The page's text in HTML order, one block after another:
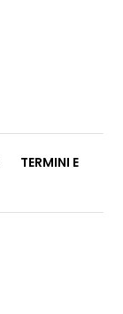
TERMINI E